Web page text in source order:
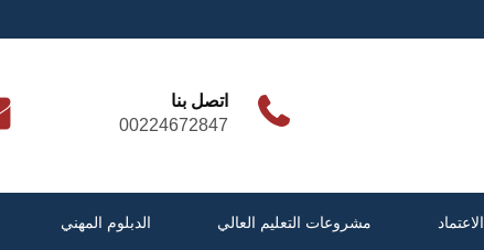
اتصل بنا
00224672847
الاعتماد مشروعات التعليم العالي الدبلوم المهني